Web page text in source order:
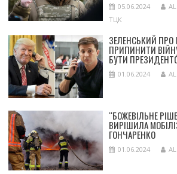
05.06.2024
ТЦК
ЗЕЛЕНСЬКИЙ ПРО
ПРИПИНИТИ
БУТИ
01.06.2024
“БОЖЕВІЛЬНЕ
ВИРІШИЛА
ГОНЧАРЕНКО
01.06.2024